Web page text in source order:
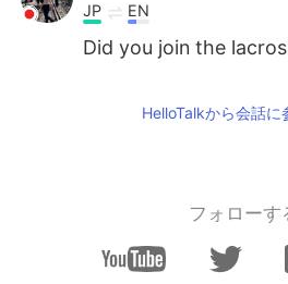
JP EN
Did you join the
HelloTalkから会話に
フォローす